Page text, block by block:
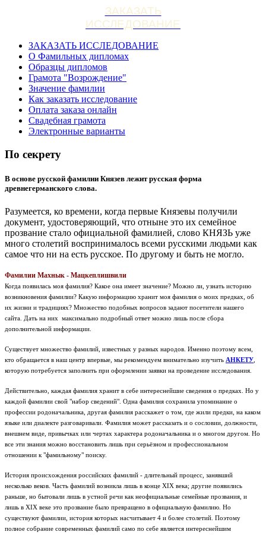
ЗАКАЗАТЬ
ИССЛЕДОВАНИЕ
ЗАКАЗАТЬ ИССЛЕДОВАНИЕ
О Фамильных дипломах
Образцы дипломов
Грамота "Возрождение"
Значение фамилии
Как заказать исследование
Оплата заказа онлайн
Свадебная грамота
Электронные варианты
По секрету
В основе русской фамилии Князев лежит русская форма
древнегерманского слова.
Разумеется, ко времени, когда первые Князевы получили
документ, удостоверяющий, что отныне это их семейное
прозвание стало официальной фамилией, слово КНЯЗЬ уже
много столетий воспринималось всеми русскими людьми как
самое что ни на есть русское. По другому и быть не могло.
Фамилии Махнык - Мацкеплишвили
Когда появилась моя фамилия? Какое она имеет значение? Можно ли, узнать историю
возникновения фамилии? Какую информацию хранит моя фамилия о моих предках, об
их жизни и традициях? Множество подобных вопросов задают посетители нашего
сайта. Дать на них максимально подробный ответ можно лишь после сбора
дополнительной информации.
Существует множество фамилий, известных у разных народов. Именно поэтому всем,
кто обращается в наш центр впервые, мы рекомендуем внимательно изучить АНКЕТУ
которую потребуется заполнить при оформлении заявки на проведение исследования.
Действительно, каждая фамилия хранит в себе интереснейшие сведения о предках. Но у
каждой фамилии свой "набор сведений". Одна фамилия сохранила упоминание о
профессии родоначальника, другая фамилия расскажет о том, где жили предки, на каком
языке или диалекте разговаривали. Фамилия может рассказать и о сословии, должности,
внешнем виде, привычках или чертах характера родоначальника и о многом другом. Но
все эти знания можно восстановить лишь при серьёзном и профессиональном
отношении к "фамильному" поиску.
История происхождения российских фамилий - длительный процесс, занявший
несколько веков. Часть фамилий возникла лишь в конце XIX века; другие появились
раньше, но бытовали лишь в устной речи как неофициальные семейные прозвания, и
лишь в XIX веке это прозвание было превращено в официальную фамилию. Но
существуют фамилии, история которых насчитывает 4 и более столетий. Поэтому
полное собрание современных фамилий само по себе является интереснейшим